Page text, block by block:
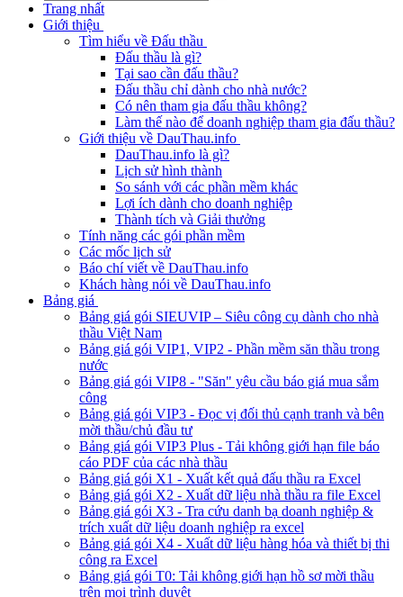
Trang nhất
Giới thiệu
Tìm hiểu về Đấu thầu
Đấu thầu là gì?
Tại sao cần đấu thầu?
Đấu thầu chỉ dành cho nhà nước?
Có nên tham gia đấu thầu không?
Làm thế nào để doanh nghiệp tham gia đấu thầu?
Giới thiệu về DauThau.info
DauThau.info là gì?
Lịch sử hình thành
So sánh với các phần mềm khác
Lợi ích dành cho doanh nghiệp
Thành tích và Giải thưởng
Tính năng các gói phần mềm
Các mốc lịch sử
Báo chí viết về DauThau.info
Khách hàng nói về DauThau.info
Bảng giá
Bảng giá gói SIEUVIP – Siêu công cụ dành cho nhà
thầu Việt Nam
Bảng giá gói VIP1, VIP2 - Phần mềm săn thầu trong
nước
Bảng giá gói VIP8 - "Săn" yêu cầu báo giá mua sắm
công
Bảng giá gói VIP3 - Đọc vị đối thủ cạnh tranh và bên
mời thầu/chủ đầu tư
Bảng giá gói VIP3 Plus - Tải không giới hạn file báo
cáo PDF của các nhà thầu
Bảng giá gói X1 - Xuất kết quả đấu thầu ra Excel
Bảng giá gói X2 - Xuất dữ liệu nhà thầu ra file Excel
Bảng giá gói X3 - Tra cứu danh bạ doanh nghiệp &
trích xuất dữ liệu doanh nghiệp ra excel
Bảng giá gói X4 - Xuất dữ liệu hàng hóa và thiết bị thi
công ra Excel
Bảng giá gói T0: Tải không giới hạn hồ sơ mời thầu
trên mọi trình duyệt